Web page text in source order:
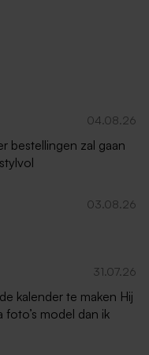
04.08.26
bestellingen zal gaan
03.08.26
31.07.26
kalender te maken Hij
foto’s model dan ik